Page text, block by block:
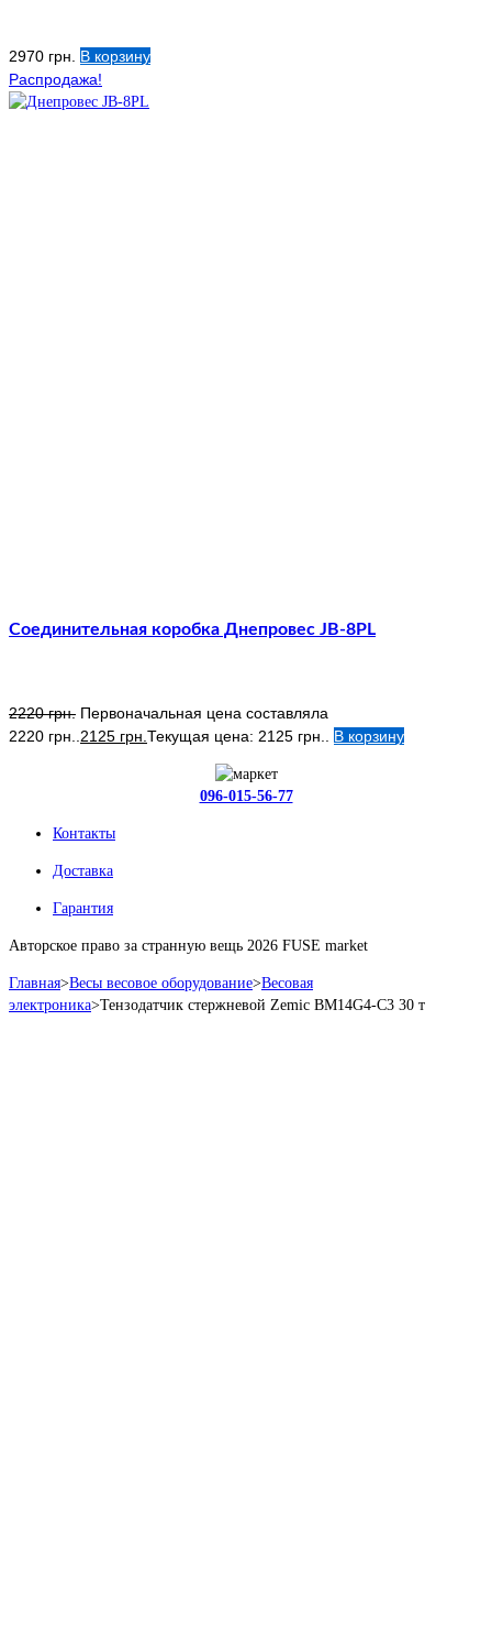
2970 грн.
В корзину
Распродажа!
Соединительная коробка Днепровес JB-8PL
2220грн. Первоначальная цена составляла
2220 грн..2125 грн.Текущая цена: 2125 грн.. В корзину
096-015-56-77
Контакты
Доставка
Гарантия
Авторское право за странную вещь 2026 FUSE market
Главная>Весы весовое оборудование>Весовая
электроника>Тензодатчик стержневой Zemic BM14G4-C3 30 т